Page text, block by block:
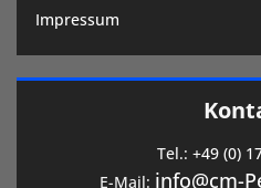
Impressum
Tel.: +49 (0)
E-Mail: info@cm-